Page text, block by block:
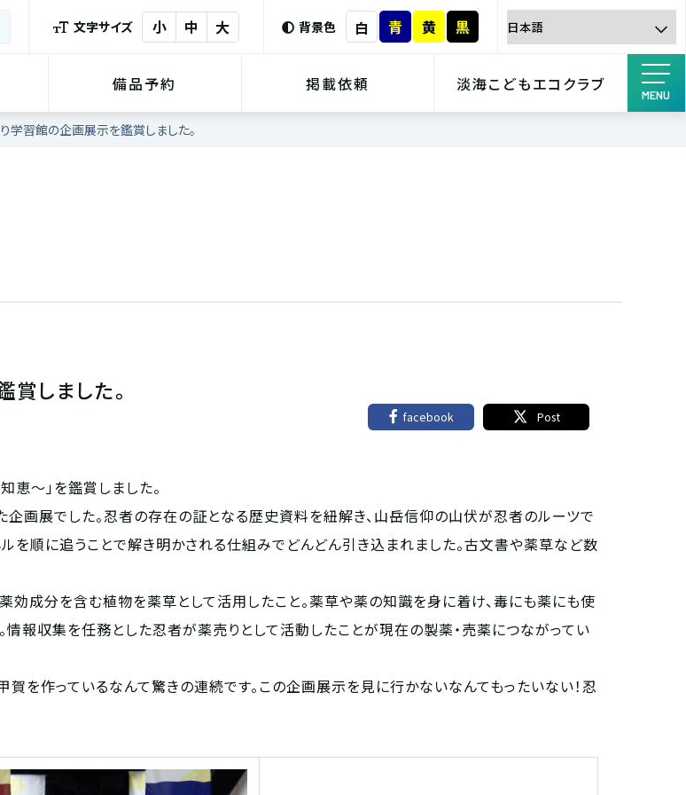
文字サイズ 小 中 大 背景色 白 青 黄 黒
備品予約 掲載依頼 淡海こどもエコクラブ
MENU
学習館の企画展示を鑑賞しました。
しました。
facebook Post
～」を鑑賞しました。
画展でした。忍者の存在の証となる歴史資料を紐解き、山岳信仰の山伏が忍者のルーツで
を順に追うことで解き明かされる仕組みでどんどん引き込まれました。古文書や薬草など数
成分を含む植物を薬草として活用したこと。薬草や薬の知識を身に着け、毒にも薬にも使
情報収集を任務とした忍者が薬売りとして活動したことが現在の製薬・売薬につながってい
を作っているなんて驚きの連続です。この企画展示を見に行かないなんてもったいない！忍